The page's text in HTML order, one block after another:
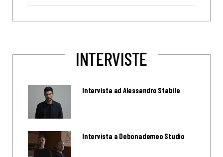
INTERVISTE
Intervista ad Alessandro Stabile
Intervista a Debonademeo Studio